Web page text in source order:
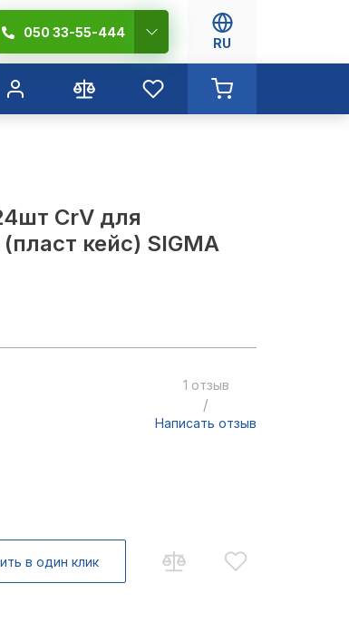
050 33-55-444
RU
CrV для
кейс) SIGMA
1 отзыв
/
Написать отзыв
в один клик